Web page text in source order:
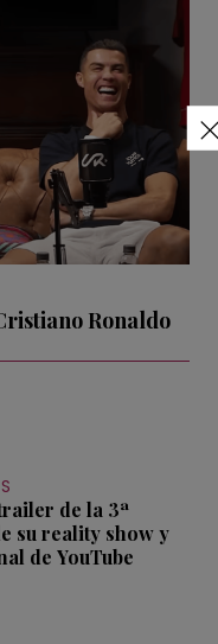
Ronaldo
de la 3ª
su reality show y
de YouTube